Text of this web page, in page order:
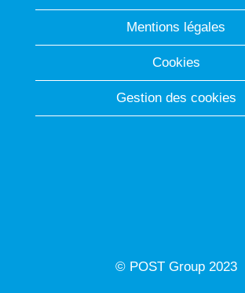
Mentions légales
Cookies
Gestion des cookies
© POST Group 2023